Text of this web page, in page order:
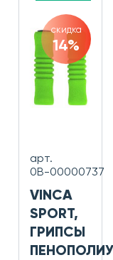
скидка
14%
арт.
0В-00000737
VINCA
SPORT,
ГРИПСЫ